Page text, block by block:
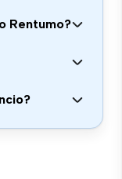
Rentumo?